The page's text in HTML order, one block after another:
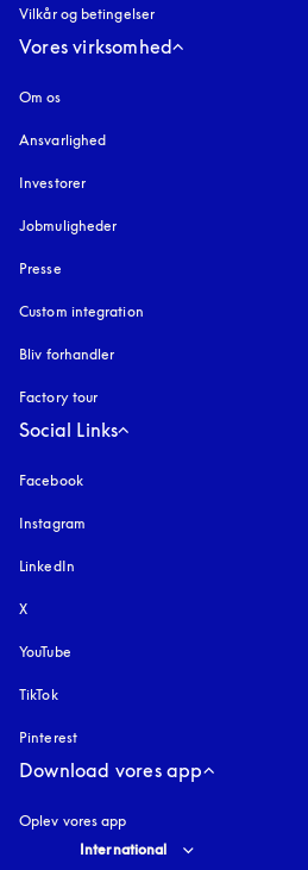
Vilkår og betingelser
Vores virksomhed
Om os
Ansvarlighed
Investorer
Jobmuligheder
Presse
Custom integration
Bliv forhandler
Factory tour
Social Links
Facebook
Instagram
LinkedIn
X
YouTube
TikTok
Pinterest
Download vores app
Oplev vores app
Select country and language
International